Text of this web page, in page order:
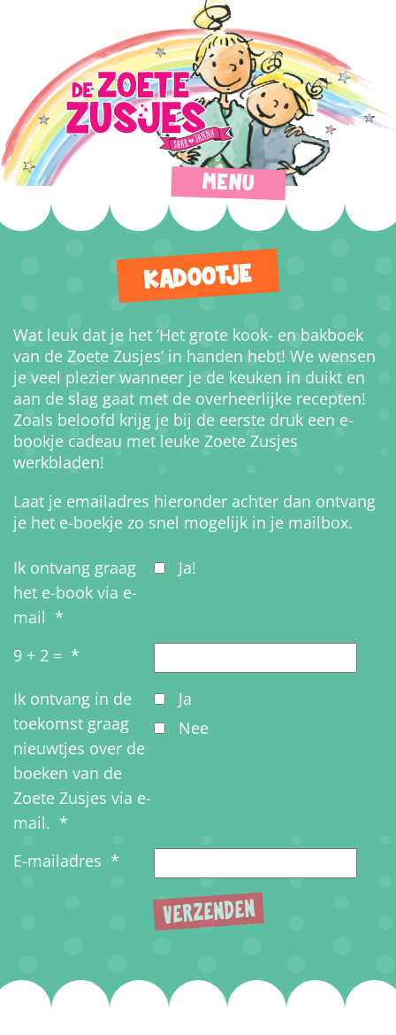
MENU
KADOOTJE
Wat leuk dat je het ‘Het grote kook- en bakboek
van de Zoete Zusjes’ in handen hebt! We wensen
je veel plezier wanneer je de keuken in duikt en
aan de slag gaat met de overheerlijke recepten!
Zoals beloofd krijg je bij de eerste druk een e-
bookje cadeau met leuke Zoete Zusjes
werkbladen!
Laat je emailadres hieronder achter dan ontvang
je het e-boekje zo snel mogelijk in je mailbox.
Ik ontvang graag
het e-book via e-
mail *
Ja!
9 + 2 = *
Ik ontvang in de
toekomst graag
nieuwtjes over de
boeken van de
Zoete Zusjes via e-
mail. *
Ja
Nee
E-mailadres *